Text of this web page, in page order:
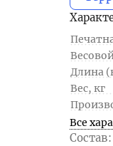
Длина
Вес, кг
Все